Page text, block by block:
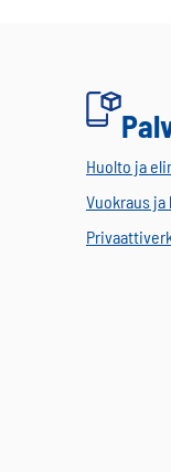
Huolto ja
Vuokraus ja